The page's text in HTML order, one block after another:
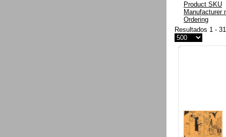
Product SKU
Manufacturer
Ordering
Resultados 1 -